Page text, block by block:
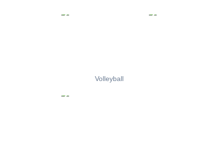
Volleyball